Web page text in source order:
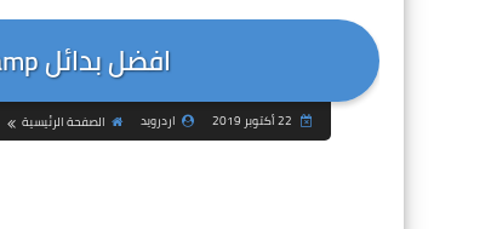
افضل بدائل Winamp لتشغيل الموسيقى و الفيديو
اردرويد الصفحة الرئيسية